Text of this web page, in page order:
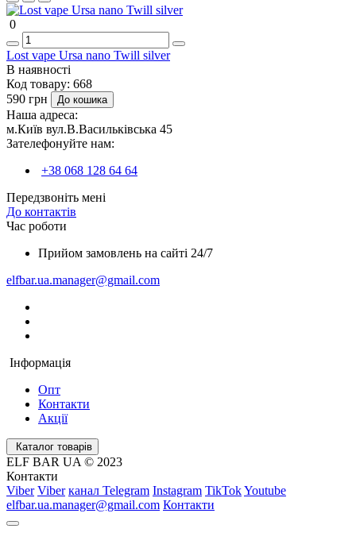
0
Lost vape Ursa nano Twill silver
В наявності
Код товару: 668
590 грн
До кошика
Наша адреса:
м.Київ вул.В.Васильківська 45
Зателефонуйте нам:
+38 068 128 64 64
Передзвоніть мені
До контактів
Час роботи
Прийом замовлень на сайті 24/7
elfbar.ua.manager@gmail.com
Інформація
Опт
Контакти
Акції
Каталог товарів
ELF BAR UA © 2023
Контакти
Viber Viber канал Telegram Instagram TikTokYoutube
elfbar.ua.manager@gmail.com Контакти